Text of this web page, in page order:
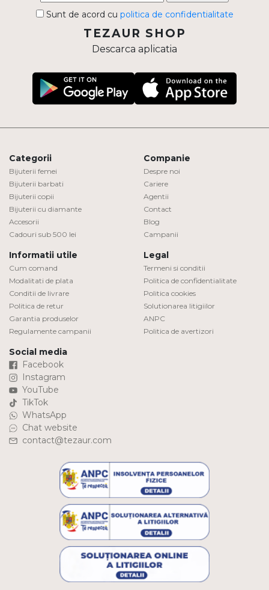
Sunt de acord cu politica de confidentialitate
TEZAUR SHOP
Descarca aplicatia
Categorii
Bijuterii femei
Bijuterii barbati
Bijuterii copii
Bijuterii cu diamante
Accesorii
Cadouri sub 500 lei
Companie
Despre noi
Cariere
Agentii
Contact
Blog
Campanii
Informatii utile
Cum comand
Modalitati de plata
Conditii de livrare
Politica de retur
Garantia produselor
Regulamente campanii
Legal
Termeni si conditii
Politica de confidentialitate
Politica cookies
Solutionarea litigiilor
ANPC
Politica de avertizori
Social media
Facebook
Instagram
YouTube
TikTok
WhatsApp
Chat website
contact@tezaur.com